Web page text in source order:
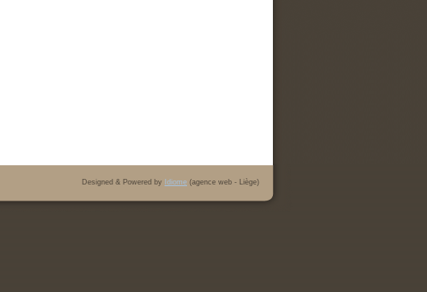
Designed & Powered by Idiome (agence web - Liège)